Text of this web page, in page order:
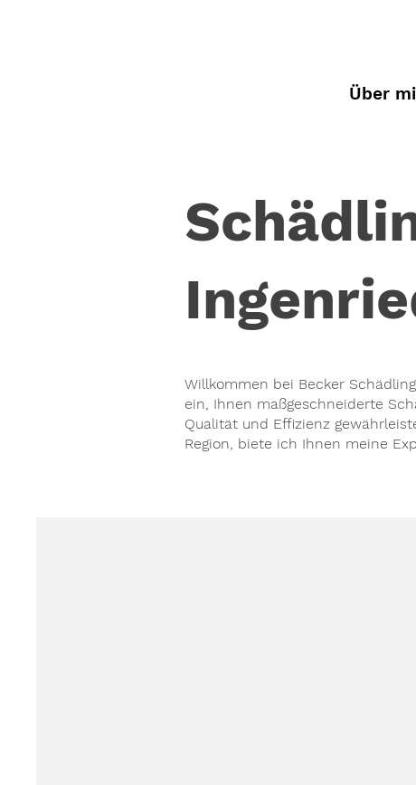
Über
Willkommen bei Becker
ein, Ihnen maßgeschneiderte
Qualität und Effizienz
Region, biete ich Ihnen meine